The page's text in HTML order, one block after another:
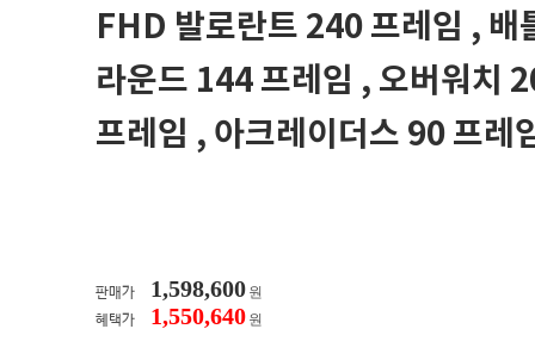
FHD 발로란트 240 프레임 , 배
라운드 144 프레임 , 오버워치
프레임 , 아크레이더스 90 프레
판매가 1,598,600 원
혜택가
1,550,640 원